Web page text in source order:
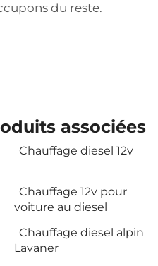
du reste.
associées
Chauffage diesel 12v
Chauffage 12v pour
voiture au diesel
Chauffage diesel alpin
Lavaner